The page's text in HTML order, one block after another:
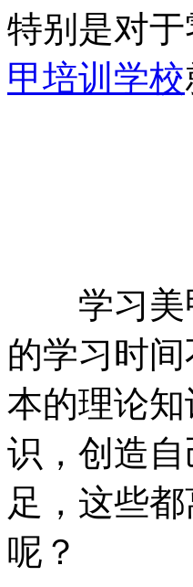
特别是对
甲培训学校
学习美甲
的学习时
本的理论
识，创造
足，这些
呢？